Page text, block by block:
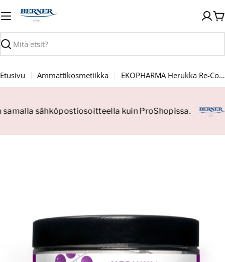
sisältöön
Haku
Etusivu Ammattikosmetiikka EKOPHARMA Herukka Re-Connecting NatureTM Probiotic Mask Powder Naamiojauhe 27g
sähköpostiosoitteella kuin ProShopissa.